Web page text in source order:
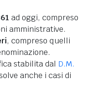
ad oggi, compreso
amministrative.
, compreso quelli
stabilita dal D.M.
anche i casi di